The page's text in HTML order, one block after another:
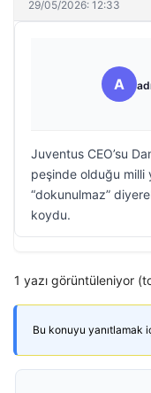
29/05/2026: 12:33
A
Juventus CEO’su
peşinde olduğu milli
“dokunulmaz”
koydu.
1 yazı görüntüleniyor
Bu konuyu yanıtlamak